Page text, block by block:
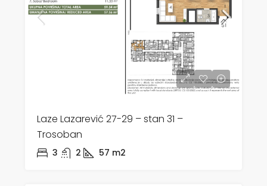
Laze Lazarević 27-29 – stan 31 –
Trosoban
3 2 57 m2